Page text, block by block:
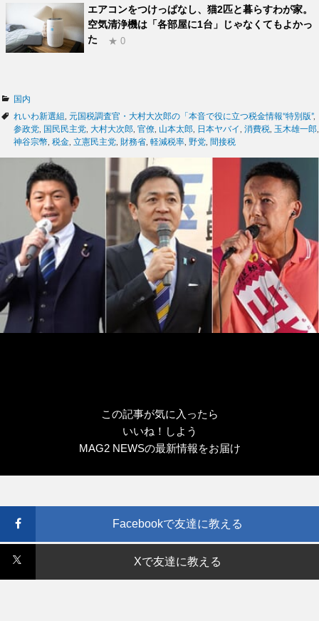
エアコンをつけっぱなし、猫2匹と暮らすわが家。
空気清浄機は「各部屋に1台」じゃなくてもよかっ
た
★ 0
カ
テ
ゴ
リ
国内
タ
グ
れいわ新選組 元国税調査官・大村大次郎の「本音で役に立つ税金情報“特別版”,
参政党
国民民主党 大村大次郎 官僚 山本太郎 日本ヤバイ 消費税 玉木雄一郎
神谷宗幣 税金 立憲民主党 財務省 軽減税率 野党 間接税
この記事が気に入ったら
いいね！しよう
MAG2 NEWSの最新情報をお届け
Facebookで友達に教える
Xで友達に教える